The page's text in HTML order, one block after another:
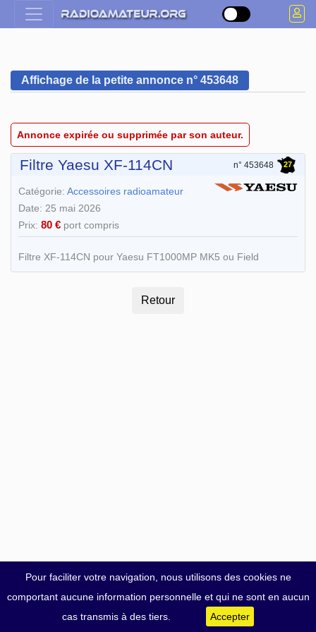
Pour faciliter votre navigation, nous utilisons des cookies ne
comportant aucune information personnelle et qui ne sont en aucun
cas transmis à des tiers.
Accepter
Affichage de la petite annonce n° 453648
Annonce expirée ou supprimée par son auteur.
Filtre Yaesu XF-114CN n° 453648 27
Catégorie: Accessoires radioamateur
Date: 25 mai 2026
Prix: 80 € port compris
Filtre XF-114CN pour Yaesu FT1000MP MK5 ou Field